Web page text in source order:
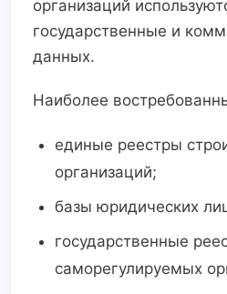
организаций
государственные и
данных.
Наиболее
единые реестры
организаций;
базы юридических
государственные
саморегулируемых